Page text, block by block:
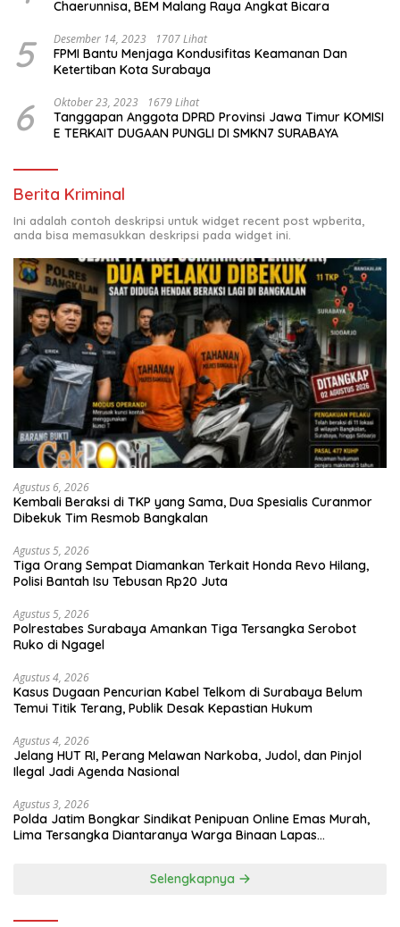
Chaerunnisa, BEM Malang Raya Angkat Bicara
5 Desember 14, 2023 1707 Lihat
FPMI Bantu Menjaga Kondusifitas Keamanan Dan
Ketertiban Kota Surabaya
6 Oktober 23, 2023 1679 Lihat
Tanggapan Anggota DPRD Provinsi Jawa Timur KOMISI
E TERKAIT DUGAAN PUNGLI DI SMKN7 SURABAYA
Berita Kriminal
Ini adalah contoh deskripsi untuk widget recent post wpberita,
anda bisa memasukkan deskripsi pada widget ini.
Agustus 6, 2026
Kembali Beraksi di TKP yang Sama, Dua Spesialis Curanmor
Dibekuk Tim Resmob Bangkalan
Agustus 5, 2026
Tiga Orang Sempat Diamankan Terkait Honda Revo Hilang,
Polisi Bantah Isu Tebusan Rp20 Juta
Agustus 5, 2026
Polrestabes Surabaya Amankan Tiga Tersangka Serobot
Ruko di Ngagel
Agustus 4, 2026
Kasus Dugaan Pencurian Kabel Telkom di Surabaya Belum
Temui Titik Terang, Publik Desak Kepastian Hukum
Agustus 4, 2026
Jelang HUT RI, Perang Melawan Narkoba, Judol, dan Pinjol
Ilegal Jadi Agenda Nasional
Agustus 3, 2026
Polda Jatim Bongkar Sindikat Penipuan Online Emas Murah,
Lima Tersangka Diantaranya Warga Binaan Lapas
Selengkapnya